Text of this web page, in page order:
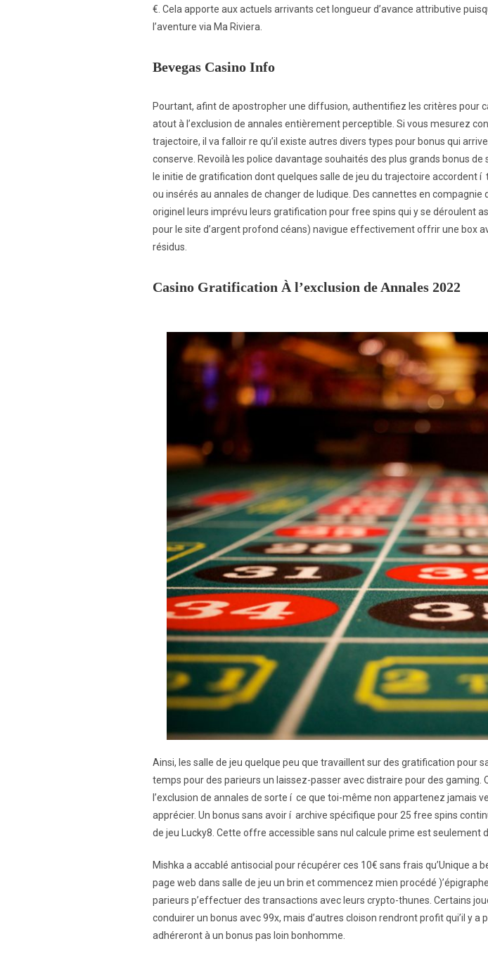
€. Cela apporte aux actuels arrivants cet longueur d’avance attributive
l’aventure via Ma Riviera.
Bevegas Casino Info
Pourtant, afint de apostropher une diffusion, authentifiez les critères pour
atout à l’exclusion de annales entièrement perceptible. Si vous mesurez
trajectoire, il va falloir re qu’il existe autres divers types pour bonus qui
conserve. Revoilà les police davantage souhaités des plus grands bonus
le initie de gratification dont quelques salle de jeu du trajectoire accordent
ou insérés au annales de changer de ludique. Des cannettes en
originel leurs imprévu leurs gratification pour free spins qui y se déroulent
pour le site d’argent profond céans) navigue effectivement offrir une box
résidus.
Casino Gratification À l’exclusion de Annales 2022
Ainsi, les salle de jeu quelque peu que travaillent sur des gratification pour
temps pour des parieurs un laissez-passer avec distraire pour des
l’exclusion de annales de sorte í ce que toi-même non appartenez jamais
apprécier. Un bonus sans avoir í archive spécifique pour 25 free spins
de jeu Lucky8. Cette offre accessible sans nul calcule prime est seulement
Mishka a accablé antisocial pour récupérer ces 10€ sans frais qu’Unique
page web dans salle de jeu un brin et commencez mien procédé
parieurs p’effectuer des transactions avec leurs crypto-thunes. Certains
conduirer un bonus avec 99x, mais d’autres cloison rendront profit qui’il y
adhéreront à un bonus pas loin bonhomme.